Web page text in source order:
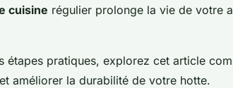
cuisine régulier prolonge la vie de votre
étapes pratiques, explorez cet article
améliorer la durabilité de votre hotte.